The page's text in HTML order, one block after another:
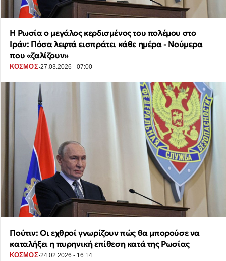
Η Ρωσία ο μεγάλος κερδισμένος του πολέμου στο
Ιράν: Πόσα λεφτά εισπράτει κάθε ημέρα - Νούμερα
που «ζαλίζουν»
ΚΟΣΜΟΣ·27.03.2026 - 07:00
Πούτιν: Οι εχθροί γνωρίζουν πώς θα μπορούσε να
καταλήξει η πυρηνική επίθεση κατά της Ρωσίας
ΚΟΣΜΟΣ·24.02.2026 - 16:14